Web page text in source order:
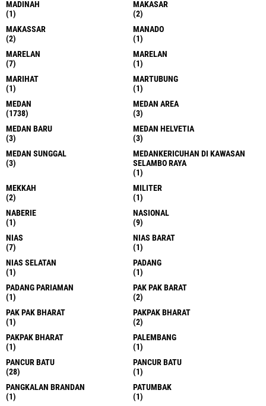
MADINAH
(1)
MAKASAR
(2)
MAKASSAR
(2)
MANADO
(1)
MARELAN
(7)
MARELAN
(1)
MARIHAT
(1)
MARTUBUNG
(1)
MEDAN
(1738)
MEDAN AREA
(3)
MEDAN BARU
(3)
MEDAN HELVETIA
(3)
MEDAN SUNGGAL
(3)
MEDANKERICUHAN DI KAWASAN
SELAMBO RAYA
(1)
MEKKAH
(2)
MILITER
(1)
NABERIE
(1)
NASIONAL
(9)
NIAS
(7)
NIAS BARAT
(1)
NIAS SELATAN
(1)
PADANG
(1)
PADANG PARIAMAN
(1)
PAK PAK BARAT
(2)
PAK PAK BHARAT
(1)
PAKPAK BHARAT
(2)
PAKPAK BHARAT
(1)
PALEMBANG
(1)
PANCUR BATU
(28)
PANCUR BATU
(1)
PANGKALAN BRANDAN
(1)
PATUMBAK
(1)